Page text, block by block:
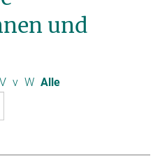
und
V v W Alle